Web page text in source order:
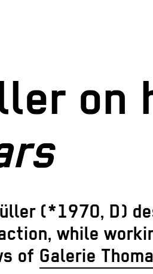
(*1970, D)
while
of Galerie